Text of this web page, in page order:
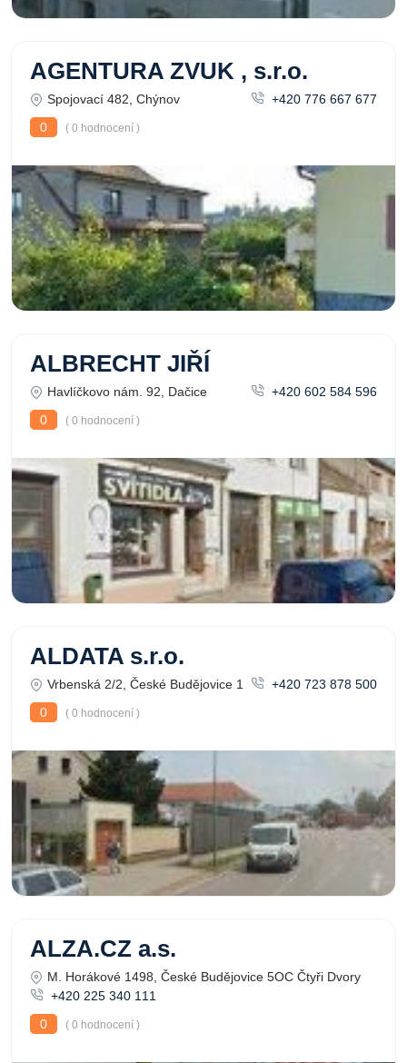
AGENTURA ZVUK , s.r.o.
Spojovací 482, Chýnov
+420 776 667 677
0
( 0 hodnocení )
ALBRECHT JIŘÍ
Havlíčkovo nám. 92, Dačice
+420 602 584 596
0
( 0 hodnocení )
ALDATA s.r.o.
Vrbenská 2/2, České Budějovice 1
+420 723 878 500
0
( 0 hodnocení )
ALZA.CZ a.s.
M. Horákové 1498, České Budějovice 5OC Čtyři Dvory
+420 225 340 111
0
( 0 hodnocení )